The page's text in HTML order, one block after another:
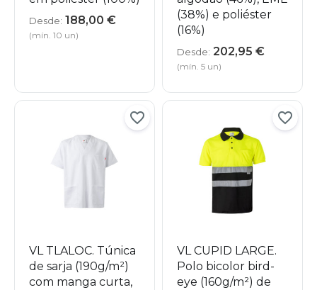
Desde: 188,00 €
(mín. 10 un)
(38%) e poliéster
(16%)
Desde: 202,95 €
(mín. 5 un)
VL TLALOC. Túnica
de sarja (190g/m²)
com manga curta,
VL CUPID LARGE.
Polo bicolor bird-
eye (160g/m²) de